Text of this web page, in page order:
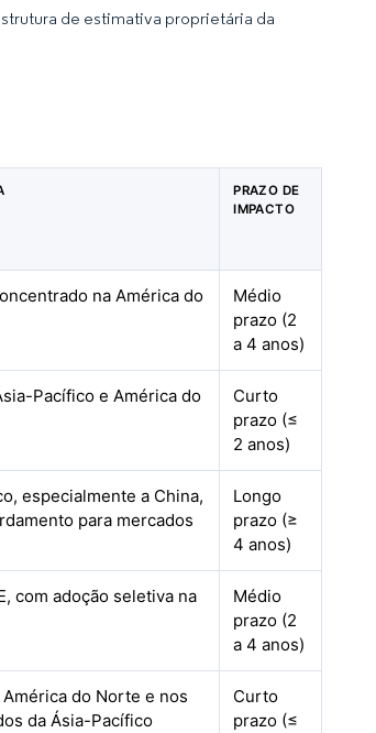
de estimativa proprietária da
PRAZO DE
IMPACTO
na América do
Médio
prazo (2
a 4 anos)
Pacífico e América do
Curto
prazo (≤
2 anos)
especialmente a China,
para mercados
Longo
prazo (≥
4 anos)
com adoção seletiva na
Médio
prazo (2
a 4 anos)
do Norte e nos
da Ásia-Pacífico
Curto
prazo (≤